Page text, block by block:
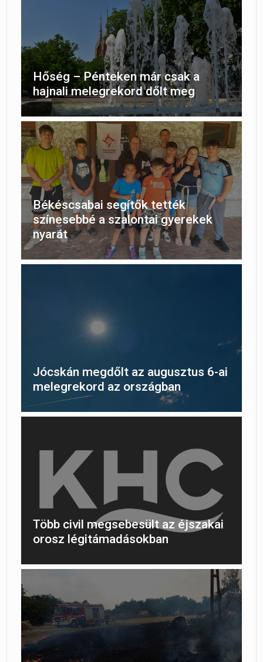
Hőség – Pénteken már csak a
hajnali melegrekord dőlt meg
Békéscsabai segítők tették
színesebbé a szalontai gyerekek
nyarát
Jócskán megdőlt az augusztus 6-ai
melegrekord az országban
Több civil megsebesült az éjszakai
orosz légitámadásokban